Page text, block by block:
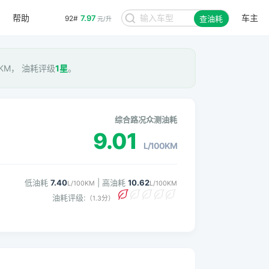
92# 7.97 元/升 查油耗 车主
帮助
， 油耗评级1星。
综合路况众测油耗
9.01 L/100KM
低油耗 7.40L/100KM | 高油耗 10.62L/100KM
油耗评级: （1.3分）